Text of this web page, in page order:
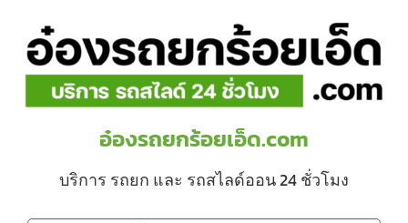
อ๋องรถยกร้อยเอ็ด.com
บริการ รถยก และ รถสไลด์ออน 24 ชั่วโมง